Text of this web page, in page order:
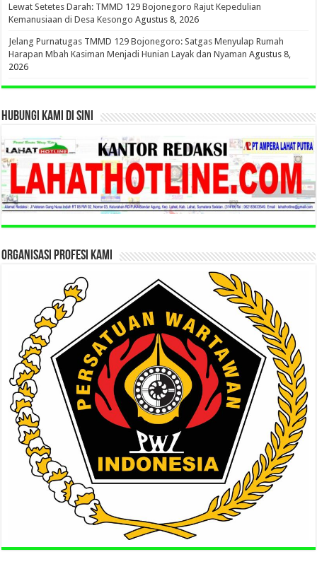
Lewat Setetes Darah: TMMD 129 Bojonegoro Rajut Kepedulian
Kemanusiaan di Desa Kesongo Agustus 8, 2026
Jelang Purnatugas TMMD 129 Bojonegoro: Satgas Menyulap Rumah
Harapan Mbah Kasiman Menjadi Hunian Layak dan Nyaman Agustus 8,
2026
HUBUNGI KAMI DI SINI
ORGANISASI PROFESI KAMI